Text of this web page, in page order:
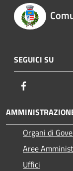
SEGUICI SU
Organi di
Aree
Uffici